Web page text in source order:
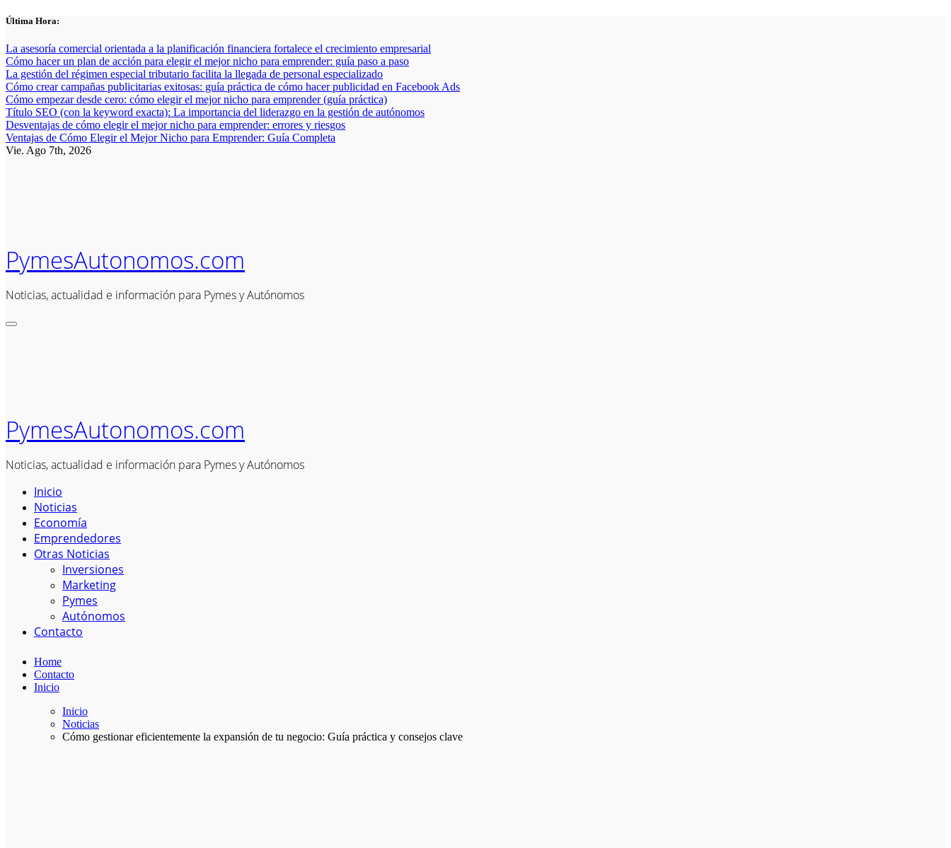
Saltar
contenido
Última Hora:
La asesoría comercial orientada a la planificación financiera fortalece el crecimiento empresarial
Cómo hacer un plan de acción para elegir el mejor nicho para emprender: guía paso a paso
La gestión del régimen especial tributario facilita la llegada de personal especializado
Cómo crear campañas publicitarias exitosas: guía práctica de cómo hacer publicidad en Facebook Ads
Cómo empezar desde cero: cómo elegir el mejor nicho para emprender (guía práctica)
Título SEO (con la keyword exacta): La importancia del liderazgo en la gestión de autónomos
Desventajas de cómo elegir el mejor nicho para emprender: errores y riesgos
Ventajas de Cómo Elegir el Mejor Nicho para Emprender: Guía Completa
Vie. Ago 7th, 2026
PymesAutonomos.com
Noticias, actualidad e información para Pymes y Autónomos
PymesAutonomos.com
Noticias, actualidad e información para Pymes y Autónomos
Inicio
Noticias
Economía
Emprendedores
Otras Noticias
Inversiones
Marketing
Pymes
Autónomos
Contacto
Home
Contacto
Inicio
Inicio
Noticias
Cómo gestionar eficientemente la expansión de tu negocio: Guía práctica y consejos clave